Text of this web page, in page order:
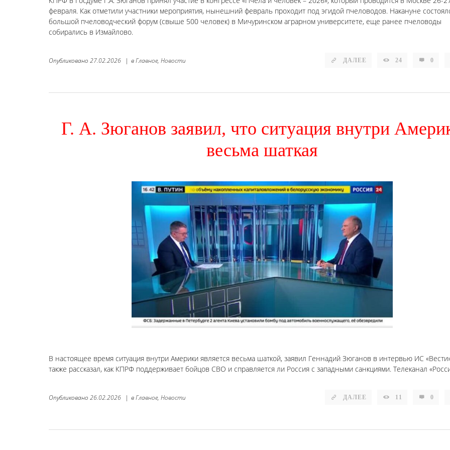
февраля. Как отметили участники мероприятия, нынешний февраль проходит под эгидой пчеловодов. Накануне
большой пчеловодческий форум (свыше 500 человек) в Мичуринском аграрном университете, еще ранее пчеловоды
собирались в Измайлово.
ДАЛЕЕ 24 0
Опубликовано 27.02.2026 | вГлавное, Новости
Г. А. Зюганов заявил, что ситуация внутри
весьма шаткая
В настоящее время ситуация внутри Америки является весьма шаткой, заявил Геннадий Зюганов в интервью ИС
также рассказал, как КПРФ поддерживает бойцов СВО и справляется ли Россия с западными санкциями. Телеканал
ДАЛЕЕ 11 0
Опубликовано 26.02.2026 | вГлавное, Новости